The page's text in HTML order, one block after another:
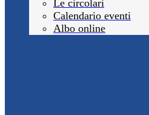
Le circolari
Calendario eventi
Albo online